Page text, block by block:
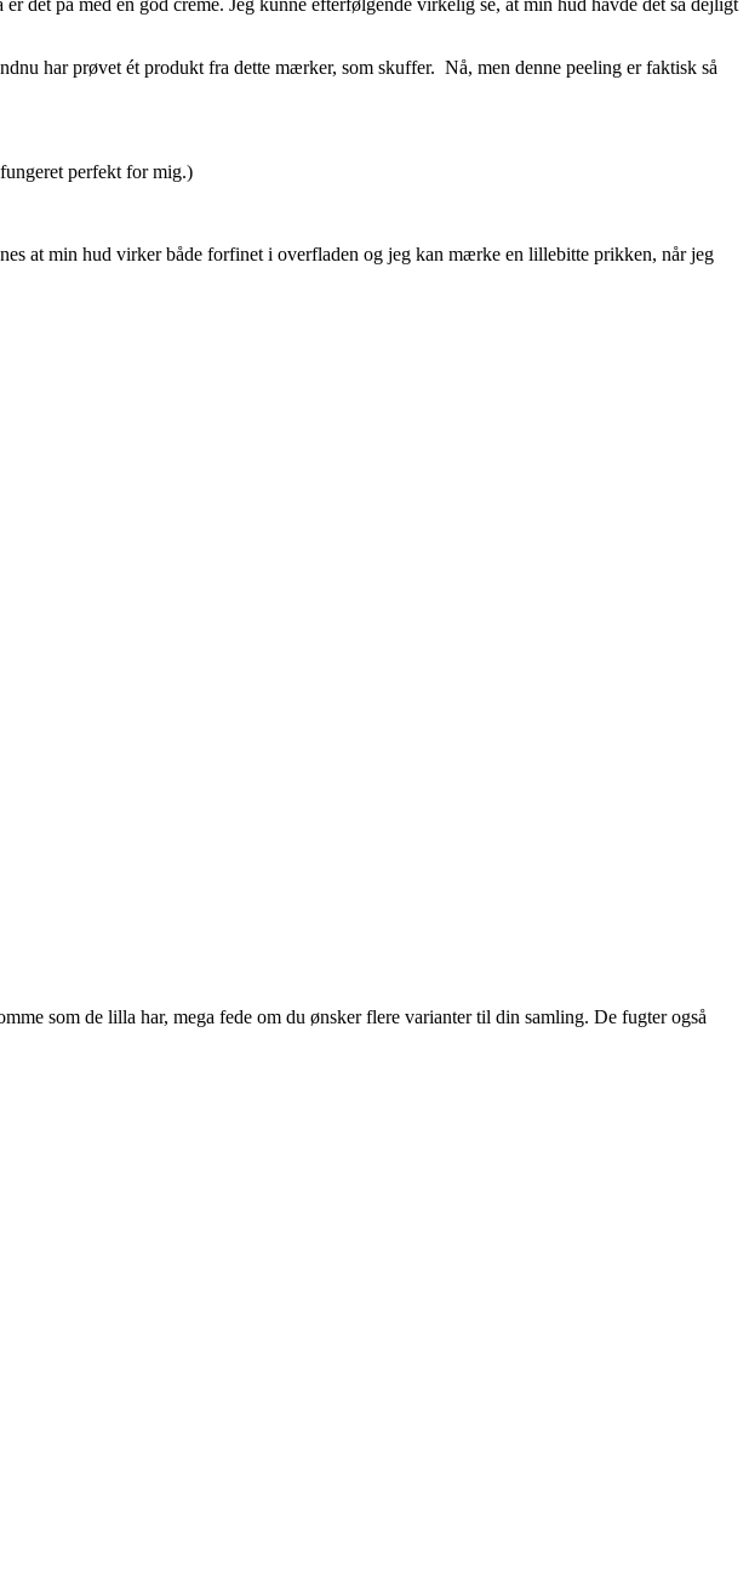
har prøvet ét produkt fra dette mærker, som skuffer. Nå, men denne peeling er faktisk så
perfekt for mig.)
at min hud virker både forfinet i overfladen og jeg kan mærke en lillebitte prikken, når jeg
som de lilla har, mega fede om du ønsker flere varianter til din samling. De fugter også